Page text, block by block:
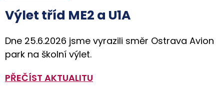
Výlet tříd ME2 a U1A
Dne 25.6.2026 jsme vyrazili směr Ostrava Avion
park na školní výlet.
PŘEČÍST AKTUALITU